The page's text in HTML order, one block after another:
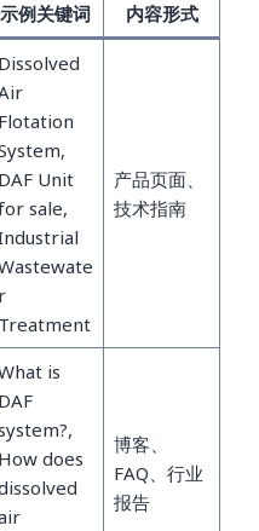
示例关键词 内容形式
Dissolved
Flotation
DAF Unit
sale,
r
Treatment
产品页面、
技术指南
is
DAF
How does
博客、
FAQ、行业
报告